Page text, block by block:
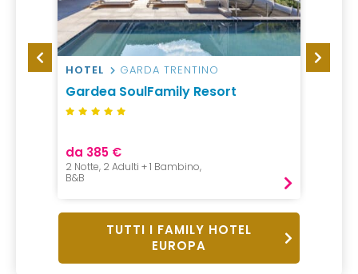
HOTEL GARDA TRENTINO
Gardea SoulFamily Resort
da 385 €
2 Notte, 2 Adulti + 1 Bambino,
B&B
TUTTI I FAMILY HOTEL
EUROPA